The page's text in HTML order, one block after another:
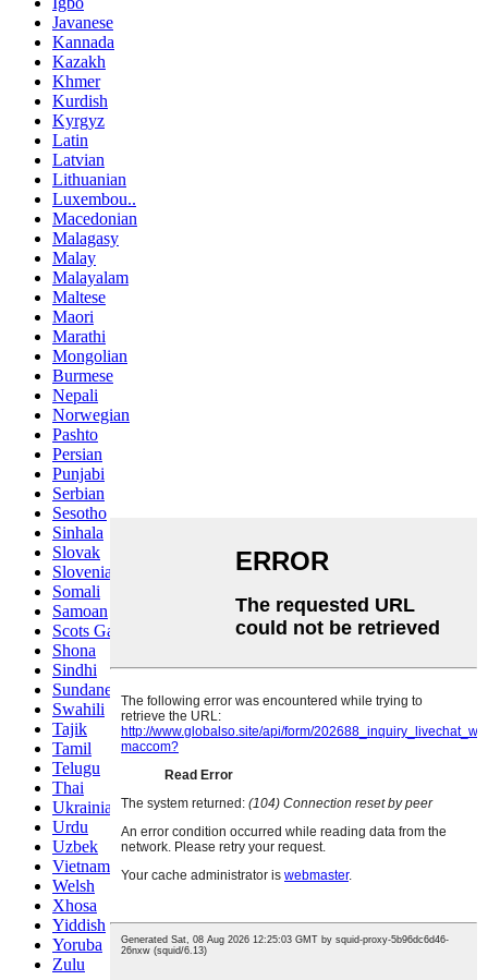
Javanese
Kannada
Kazakh
Khmer
Kurdish
Kyrgyz
Latin
Latvian
Lithuanian
Luxembou..
Macedonian
Malagasy
Malay
Malayalam
Maltese
Maori
Marathi
Mongolian
Burmese
Nepali
Norwegian
Pashto
Persian
Punjabi
Serbian
Sesotho
Sinhala
Slovak
Slovenian
Somali
Samoan
Scots Gaelic
Shona
Sindhi
Sundanese
Swahili
Tajik
Tamil
Telugu
Thai
Ukrainian
Urdu
Uzbek
Vietnamese
Welsh
Xhosa
Yiddish
Yoruba
Zulu